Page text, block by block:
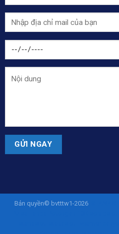
Bản quyền© bvtttw1-2026